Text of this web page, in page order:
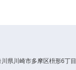
川県川崎市多摩区枡形6丁